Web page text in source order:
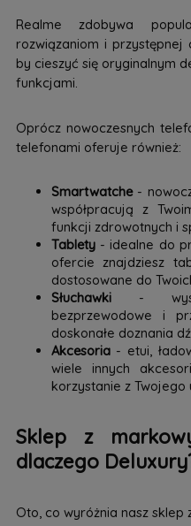
Realme zdobywa
rozwiązaniom i przystępnej
by cieszyć się oryginalnym
funkcjami.
Oprócz nowoczesnych
telefonami oferuje również:
Smartwatche-
współpracują z
funkcji zdrowotnych i
Tablety- idealne do
ofercie znajdziesz
dostosowane do
Słuchawki-
bezprzewodowe i
doskonałe doznania
Akcesoria- etui,
wiele innych
korzystanie z Twojego
Sklep z
dlaczego
Oto, co wyróżnia nasz